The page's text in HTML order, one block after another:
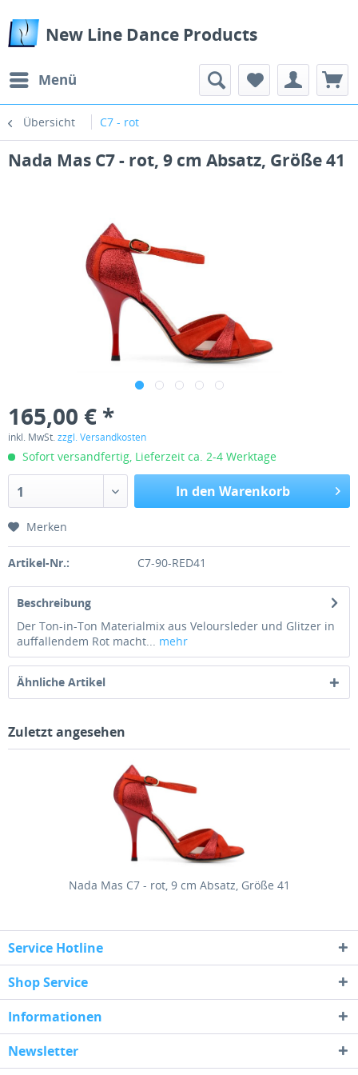
New Line Dance Products
Menü
Übersicht C7 - rot
Nada Mas C7 - rot, 9 cm Absatz, Größe 41
165,00 € *
inkl. MwSt.zzgl. Versandkosten
Sofort versandfertig, Lieferzeit ca. 2-4 Werktage
1 In den Warenkorb
Merken
Artikel-Nr.: C7-90-RED41
Beschreibung
Der Ton-in-Ton Materialmix aus Veloursleder und Glitzer in
auffallendem Rot macht... mehr
Ähnliche Artikel
Zuletzt angesehen
Nada Mas C7 - rot, 9 cm Absatz, Größe 41
Service Hotline
Shop Service
Informationen
Newsletter